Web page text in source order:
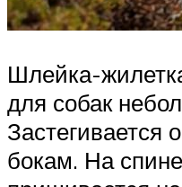
Шлейка-
для собак
Застегивается
бокам. На